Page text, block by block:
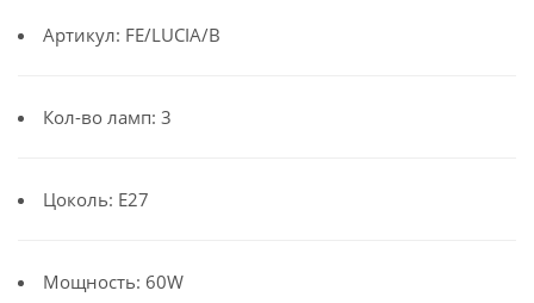
Артикул: FE/LUCIA/B
Кол-во ламп: 3
Цоколь: E27
Мощность: 60W